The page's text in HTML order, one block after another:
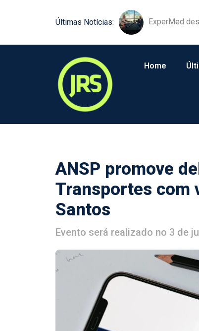
Últimas Notícias: Sancor
Home
ANSP promove
Transportes com
Santos
Evento será realizado no 3 de